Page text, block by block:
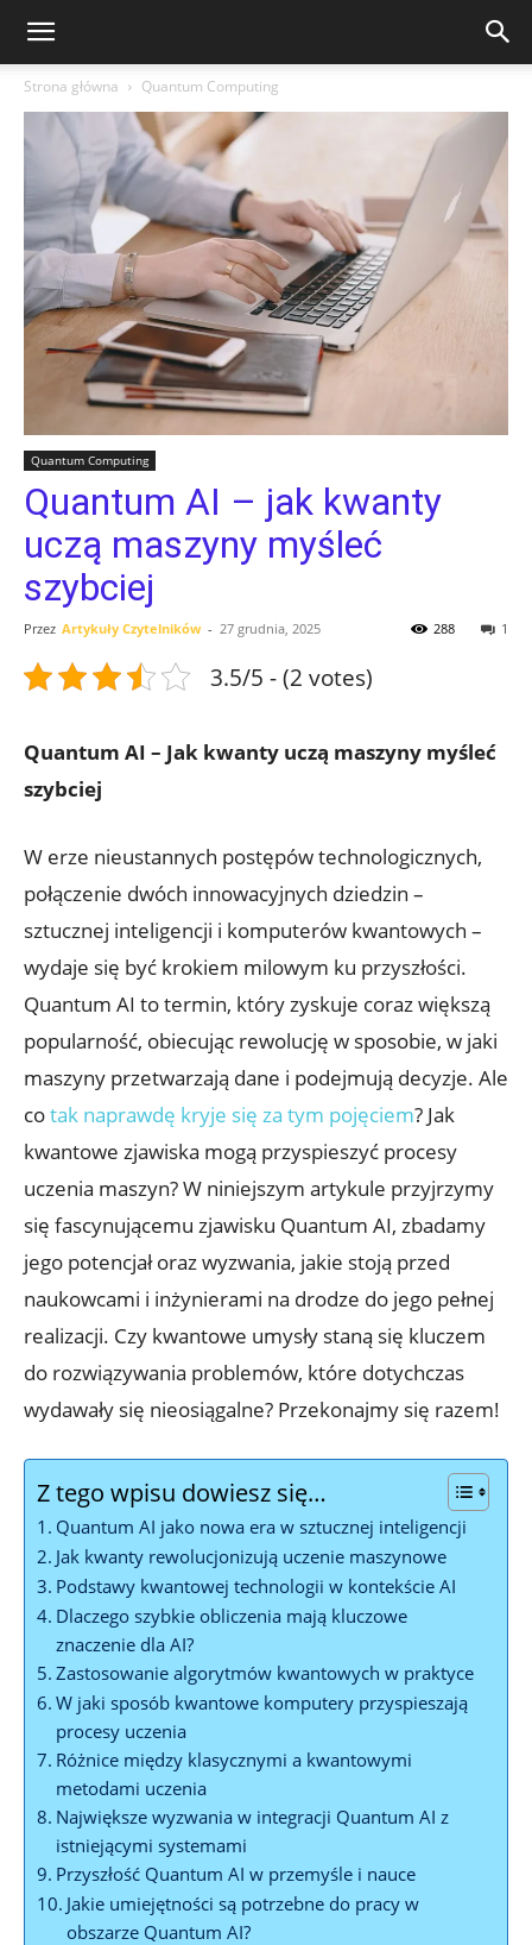
Strona główna Quantum Computing
Quantum Computing
Quantum AI – jak kwanty
uczą maszyny myśleć
szybciej
Przez Artykuły Czytelników - 27 grudnia, 2025 1
288
3.5/5 - (2 votes)
Quantum AI – Jak kwanty uczą maszyny myśleć
szybciej
W erze nieustannych postępów technologicznych,
połączenie dwóch innowacyjnych dziedzin –
sztucznej inteligencji i komputerów kwantowych –
wydaje się być krokiem milowym ku przyszłości.
Quantum AI to termin, który zyskuje coraz większą
popularność, obiecując rewolucję w sposobie, w jaki
maszyny przetwarzają dane i podejmują decyzje. Ale
cotak naprawdę kryje się za tym pojęciem? Jak
kwantowe zjawiska mogą przyspieszyć procesy
uczenia maszyn? W niniejszym artykule przyjrzymy
się fascynującemu zjawisku Quantum AI, zbadamy
jego potencjał oraz wyzwania, jakie stoją przed
naukowcami i inżynierami na drodze do jego pełnej
realizacji. Czy kwantowe umysły staną się kluczem
do rozwiązywania problemów, które dotychczas
wydawały się nieosiągalne? Przekonajmy się razem!
Z tego wpisu dowiesz się…
Quantum AI jako nowa era w sztucznej inteligencji
Jak kwanty rewolucjonizują uczenie maszynowe
Podstawy kwantowej technologii w kontekście AI
Dlaczego szybkie obliczenia mają kluczowe
znaczenie dla AI?
Zastosowanie algorytmów kwantowych w praktyce
W jaki sposób kwantowe komputery przyspieszają
procesy uczenia
Różnice między klasycznymi a kwantowymi
metodami uczenia
Największe wyzwania w integracji Quantum AI z
istniejącymi systemami
Przyszłość Quantum AI w przemyśle i nauce
Jakie umiejętności są potrzebne do pracy w
obszarze Quantum AI?